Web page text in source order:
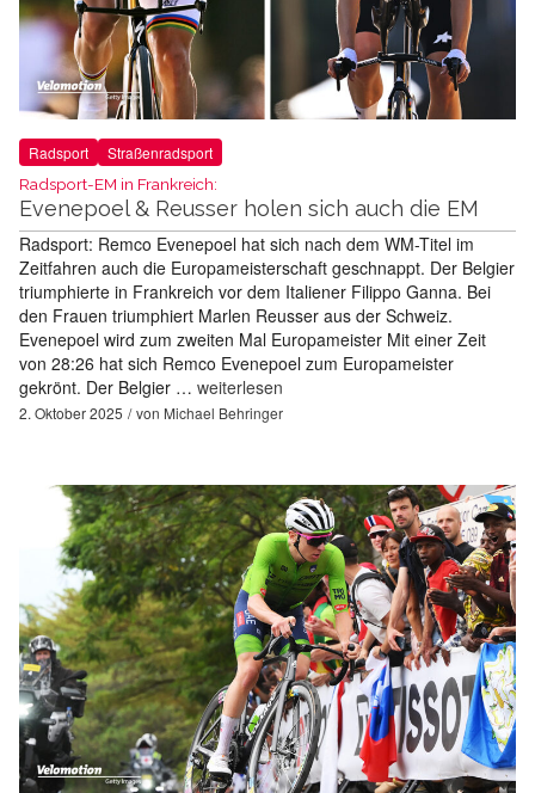
Radsport Straßenradsport
Radsport-EM in Frankreich:
Evenepoel & Reusser holen sich auch die EM
Radsport: Remco Evenepoel hat sich nach dem WM-Titel im
Zeitfahren auch die Europameisterschaft geschnappt. Der Belgier
triumphierte in Frankreich vor dem Italiener Filippo Ganna. Bei
den Frauen triumphiert Marlen Reusser aus der Schweiz.
Evenepoel wird zum zweiten Mal Europameister Mit einer Zeit
von 28:26 hat sich Remco Evenepoel zum Europameister
gekrönt. Der Belgier … weiterlesen
2. Oktober 2025 von Michael Behringer